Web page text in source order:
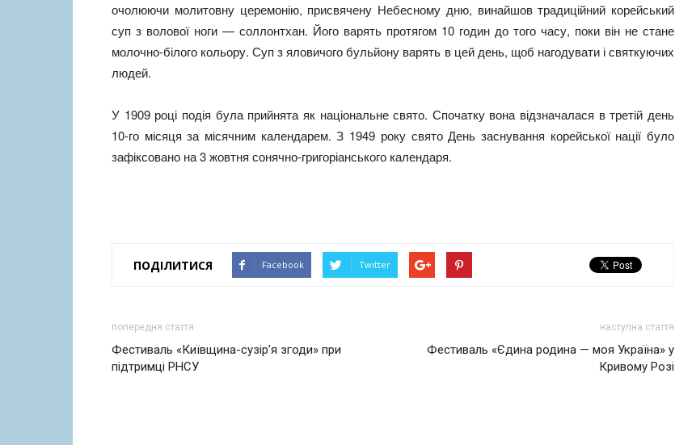
очолюючи молитовну церемонію, присвячену Небесному дню, винайшов традиційний корейський
суп з волової ноги — соллонтхан. Його варять протягом 10 годин до того часу, поки він не стане
молочно-білого кольору. Суп з яловичого бульйону варять в цей день, щоб нагодувати і святкуючих
людей.
У 1909 році подія була прийнята як національне свято. Спочатку вона відзначалася в третій день
10-го місяця за місячним календарем. З 1949 року свято День заснування корейської нації було
зафіксовано на 3 жовтня сонячно-григоріанського календаря.
ПОДІЛИТИСЯ Facebook Twitter
попередня стаття
Фестиваль «Київщина-сузір’я згоди» при
підтримці РНСУ
наступна стаття
Фестиваль «Єдина родина — моя Україна» у
Кривому Розі